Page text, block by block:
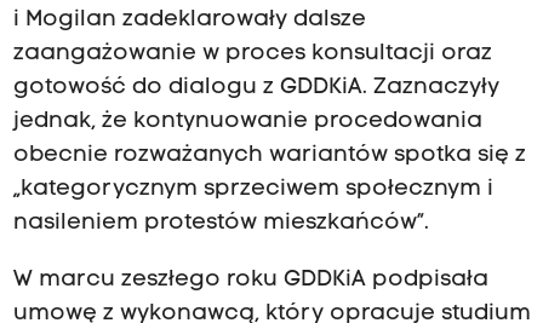
i Mogilan zadeklarowały dalsze
zaangażowanie w proces konsultacji oraz
gotowość do dialogu z GDDKiA. Zaznaczyły
jednak, że kontynuowanie procedowania
obecnie rozważanych wariantów spotka się z
„kategorycznym sprzeciwem społecznym i
nasileniem protestów mieszkańców”.
W marcu zeszłego roku GDDKiA podpisała
umowę z wykonawcą, który opracuje studium